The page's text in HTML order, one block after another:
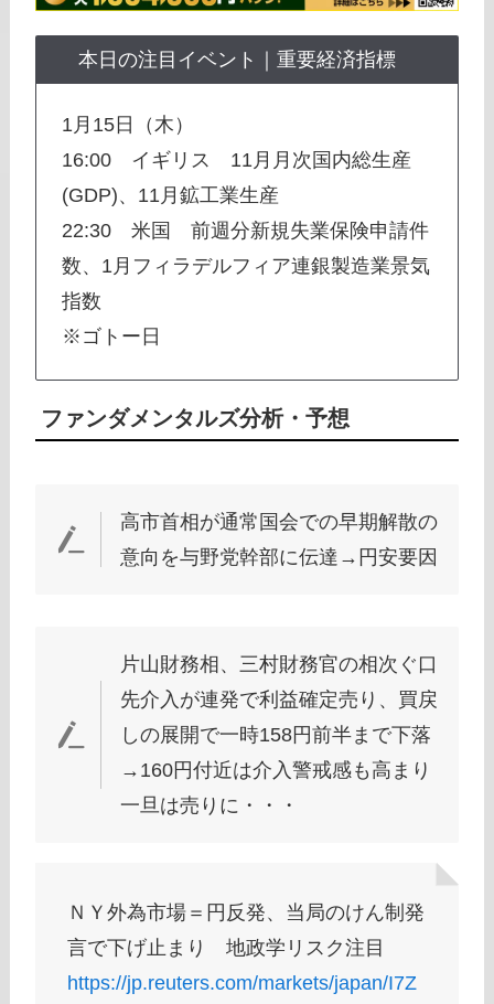
本日の注目イベント｜重要経済指標
1月15日（木）
16:00 イギリス 11月月次国内総生産
(GDP)、11月鉱工業生産
22:30 米国 前週分新規失業保険申請件
数、1月フィラデルフィア連銀製造業景気
指数
※ゴトー日
ファンダメンタルズ分析・予想
高市首相が通常国会での早期解散の
意向を与野党幹部に伝達→円安要因
片山財務相、三村財務官の相次ぐ口
先介入が連発で利益確定売り、買戻
しの展開で一時158円前半まで下落
→160円付近は介入警戒感も高まり
一旦は売りに・・・
ＮＹ外為市場＝円反発、当局のけん制発
言で下げ止まり 地政学リスク注目
https://jp.reuters.com/markets/japan/I7Z